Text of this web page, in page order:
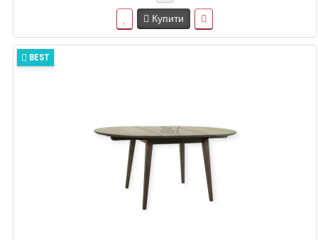
Купити
BEST